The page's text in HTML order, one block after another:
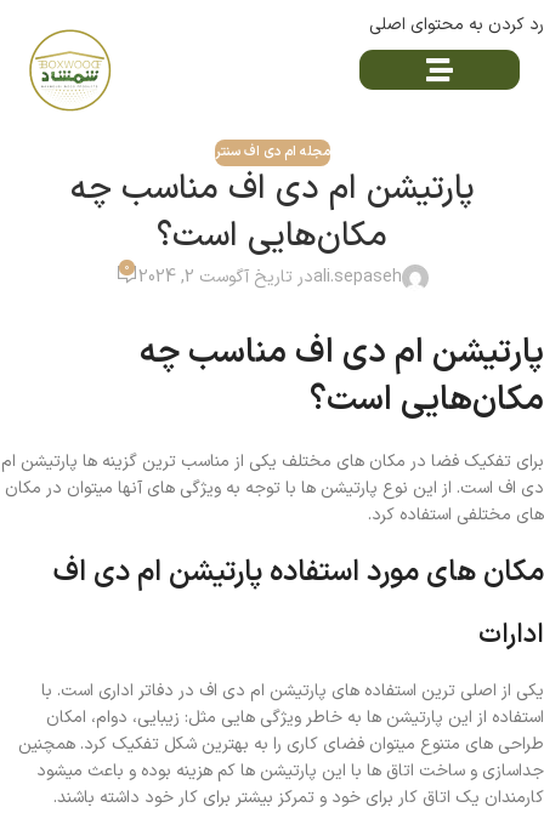
رد کردن به محتوای اصلی
مجله ام دی اف سنتر
پارتیشن ام دی اف مناسب چه
مکان‌هایی است؟
ali.sepasehدر تاریخ آگوست 2, 2024 0
پارتیشن ام دی اف مناسب چه
مکان‌هایی است؟
برای تفکیک فضا در مکان های مختلف یکی از مناسب ترین گزینه ها پارتیشن ام
دی اف است. از این نوع پارتیشن ها با توجه به ویژگی های آنها میتوان در مکان
های مختلفی استفاده کرد.
مکان های مورد استفاده پارتیشن ام دی اف
ادارات
یکی از اصلی ترین استفاده های پارتیشن ام دی اف در دفاتر اداری است. با
استفاده از این پارتیشن ها به خاطر ویژگی هایی مثل: زیبایی، دوام، امکان
طراحی های متنوع میتوان فضای کاری را به بهترین شکل تفکیک کرد. همچنین
جداسازی و ساخت اتاق ها با این پارتیشن ها کم هزینه بوده و باعث میشود
کارمندان یک اتاق کار برای خود و تمرکز بیشتر برای کار خود داشته باشند.